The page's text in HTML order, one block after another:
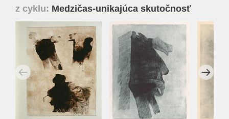
z cyklu: Medzičas-unikajúca skutočnosť